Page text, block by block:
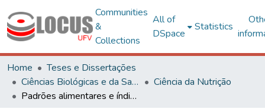
Communities
&
Collections
All of
DSpace
Statistics
Home
Teses e Dissertações
Ciências Biológicas e da Saúde
Ciência da Nutrição
Padrões alimentares e índice inflamatório da dieta : associações nas alterações clinico-nutricionais na cirurgia bariátrica